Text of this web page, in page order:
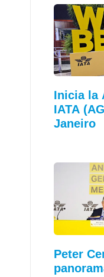
Inicia la
IATA
Janeiro
Peter